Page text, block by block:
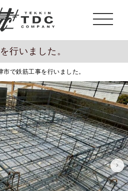
行いました。
市で鉄筋工事を行いました。